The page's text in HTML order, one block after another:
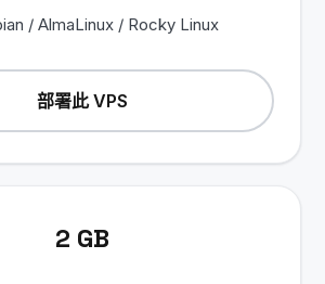
/ AlmaLinux / Rocky Linux
部署此 VPS
2 GB